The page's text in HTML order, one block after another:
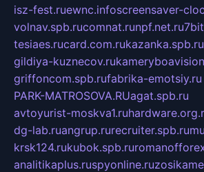
isz-fest.ruewnc.infoscreensaver-
volnav.spb.rucomnat.runpf.net.ru
tesiaes.rucard.com.rukazanka.spb.ru
gildiya-kuznecov.ru
griffoncom.spb.rufabrika-emotsiy.ru
PARK-MATROSOVA.RUagat.spb.ru
avtoyurist-moskva1.ru
dg-lab.ruangrup.rurecruiter.spb.ru
krsk124.rukubok.spb.ru
analitikaplus.ruspyonline.ru